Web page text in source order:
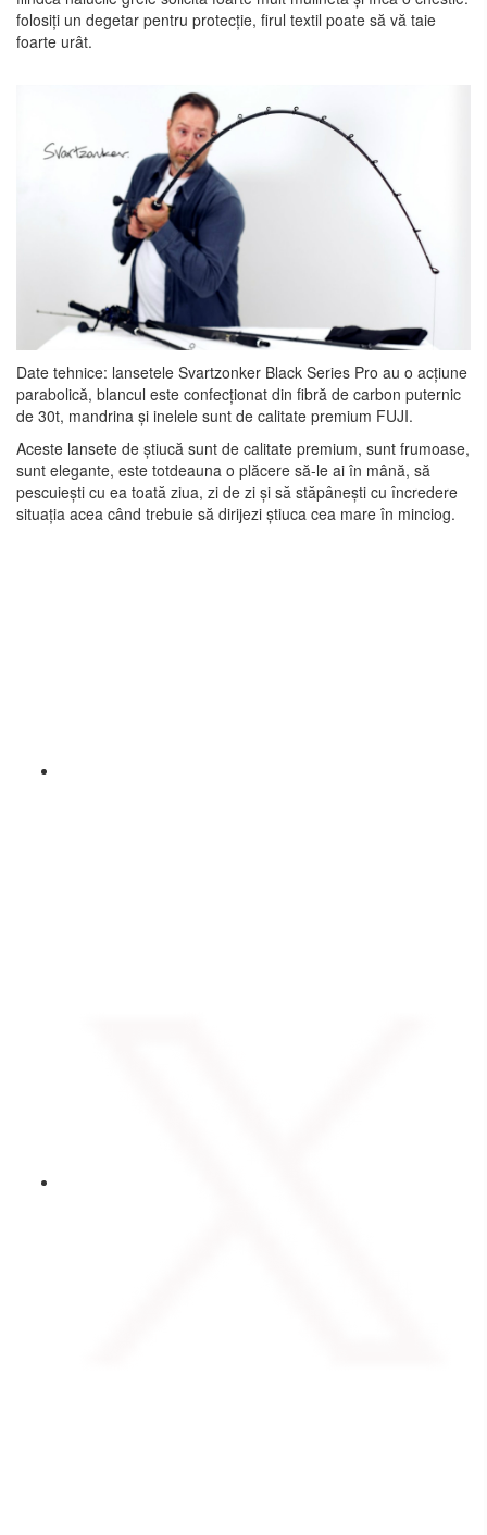
folosiți un degetar pentru protecție, firul textil poate să vă taie
foarte urât.
Date tehnice: lansetele Svartzonker Black Series Pro au o acțiune
parabolică, blancul este confecționat din fibră de carbon puternic
de 30t, mandrina și inelele sunt de calitate premium FUJI.
Aceste lansete de știucă sunt de calitate premium, sunt frumoase,
sunt elegante, este totdeauna o plăcere să-le ai în mână, să
pescuiești cu ea toată ziua, zi de zi și să stăpânești cu încredere
situația acea când trebuie să dirijezi știuca cea mare în minciog.